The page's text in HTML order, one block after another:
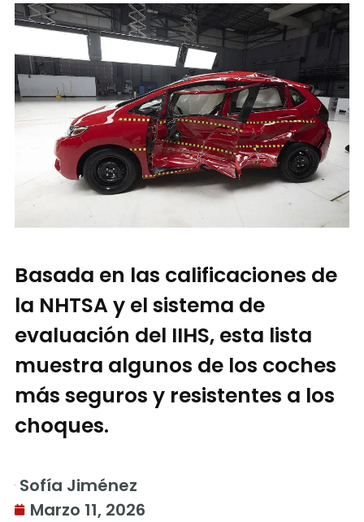
Basada en las calificaciones de
la NHTSA y el sistema de
evaluación del IIHS, esta lista
muestra algunos de los coches
más seguros y resistentes a los
choques.
Sofía Jiménez
Marzo 11, 2026